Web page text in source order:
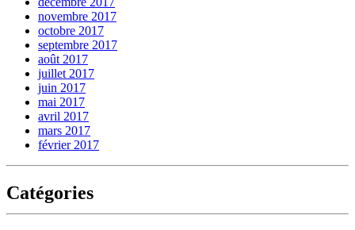
novembre 2017
octobre 2017
septembre 2017
août 2017
juillet 2017
juin 2017
mai 2017
avril 2017
mars 2017
février 2017
Catégories